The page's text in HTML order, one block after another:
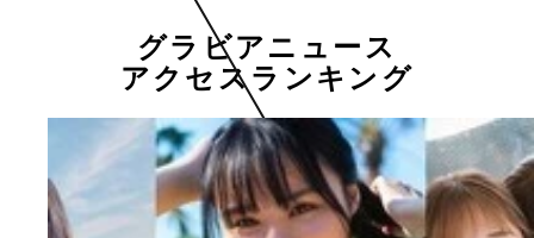
グラビアニュース
アクセスランキング